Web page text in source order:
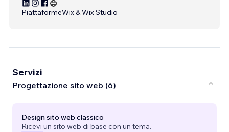
PiattaformeWix & Wix Studio
Servizi
Progettazione sito web (6)
Design sito web classico
Ricevi un sito web di base con un tema.